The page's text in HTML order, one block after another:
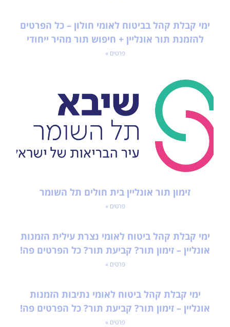
ימי קבלת קהל בביטוח לאומי חולון – כל הפרטים
להזמנת תור אונליין + חיפוש תור מהיר ייחודי
פרטים »
זימון תור אונליין בית חולים תל השומר
פרטים »
ימי קבלת קהל ביטוח לאומי נצרת עילית הזמנות
אונליין – זימון תור? קביעת תור? כל הפרטים פה!
פרטים »
ימי קבלת קהל ביטוח לאומי נתיבות הזמנות
אונליין – זימון תור? קביעת תור? כל הפרטים פה!
פרטים »